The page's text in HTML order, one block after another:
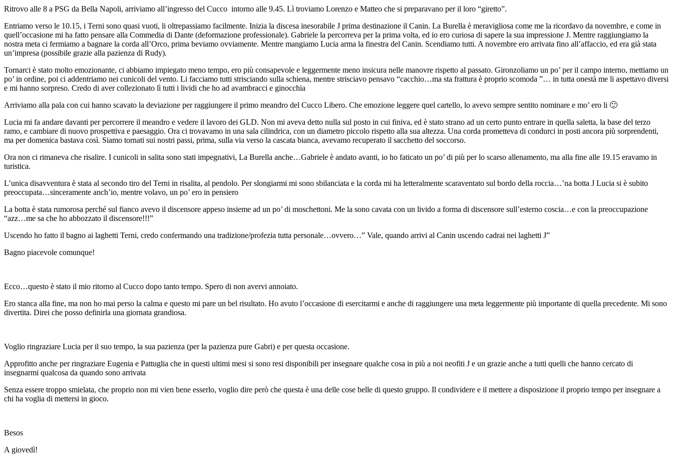
Ritrovo alle 8 a PSG da Bella Napoli, arriviamo all’ingresso del Cucco intorno alle 9.45. Lì troviamo Lorenzo e Matteo che si preparavano per il loro “giretto”.
Entriamo verso le 10.15, i Terni sono quasi vuoti, li oltrepassiamo facilmente. Inizia la discesa inesorabile J prima destinazione il Canin. La Burella è meravigliosa come me la ricordavo da novembre, e come in
quell’occasione mi ha fatto pensare alla Commedia di Dante (deformazione professionale). Gabriele la percorreva per la prima volta, ed io ero curiosa di sapere la sua impressione J. Mentre raggiungiamo la
nostra meta ci fermiamo a bagnare la corda all’Orco, prima beviamo ovviamente. Mentre mangiamo Lucia arma la finestra del Canin. Scendiamo tutti. A novembre ero arrivata fino all’affaccio, ed era già stata
un’impresa (possibile grazie alla pazienza di Rudy).
Tornarci è stato molto emozionante, ci abbiamo impiegato meno tempo, ero più consapevole e leggermente meno insicura nelle manovre rispetto al passato. Gironzoliamo un po’ per il campo interno, mettiamo un
po’ in ordine, poi ci addentriamo nei cunicoli del vento. Li facciamo tutti strisciando sulla schiena, mentre strisciavo pensavo “cacchio…ma sta frattura è proprio scomoda ”… in tutta onestà me li aspettavo diversi
e mi hanno sorpreso. Credo di aver collezionato lì tutti i lividi che ho ad avambracci e ginocchia
Arriviamo alla pala con cui hanno scavato la deviazione per raggiungere il primo meandro del Cucco Libero. Che emozione leggere quel cartello, lo avevo sempre sentito nominare e mo’ ero li 🙂
Lucia mi fa andare davanti per percorrere il meandro e vedere il lavoro dei GLD. Non mi aveva detto nulla sul posto in cui finiva, ed è stato strano ad un certo punto entrare in quella saletta, la base del terzo
ramo, e cambiare di nuovo prospettiva e paesaggio. Ora ci trovavamo in una sala cilindrica, con un diametro piccolo rispetto alla sua altezza. Una corda prometteva di condurci in posti ancora più sorprendenti,
ma per domenica bastava così. Siamo tornati sui nostri passi, prima, sulla via verso la cascata bianca, avevamo recuperato il sacchetto del soccorso.
Ora non ci rimaneva che risalire. I cunicoli in salita sono stati impegnativi, La Burella anche…Gabriele è andato avanti, io ho faticato un po’ di più per lo scarso allenamento, ma alla fine alle 19.15 eravamo in
turistica.
L’unica disavventura è stata al secondo tiro del Terni in risalita, al pendolo. Per slongiarmi mi sono sbilanciata e la corda mi ha letteralmente scaraventato sul bordo della roccia…’na botta J Lucia si è subito
preoccupata…sinceramente anch’io, mentre volavo, un po’ ero in pensiero
La botta è stata rumorosa perché sul fianco avevo il discensore appeso insieme ad un po’ di moschettoni. Me la sono cavata con un livido a forma di discensore sull’esterno coscia…e con la preoccupazione
“azz…me sa che ho abbozzato il discensore!!!”
Uscendo ho fatto il bagno ai laghetti Terni, credo confermando una tradizione/profezia tutta personale…ovvero…” Vale, quando arrivi al Canin uscendo cadrai nei laghetti J”
Bagno piacevole comunque!
Ecco…questo è stato il mio ritorno al Cucco dopo tanto tempo. Spero di non avervi annoiato.
Ero stanca alla fine, ma non ho mai perso la calma e questo mi pare un bel risultato. Ho avuto l’occasione di esercitarmi e anche di raggiungere una meta leggermente più importante di quella precedente. Mi sono
divertita. Direi che posso definirla una giornata grandiosa.
Voglio ringraziare Lucia per il suo tempo, la sua pazienza (per la pazienza pure Gabri) e per questa occasione.
Approfitto anche per ringraziare Eugenia e Pattuglia che in questi ultimi mesi si sono resi disponibili per insegnare qualche cosa in più a noi neofiti J e un grazie anche a tutti quelli che hanno cercato di
insegnarmi qualcosa da quando sono arrivata
Senza essere troppo smielata, che proprio non mi vien bene esserlo, voglio dire però che questa è una delle cose belle di questo gruppo. Il condividere e il mettere a disposizione il proprio tempo per insegnare a
chi ha voglia di mettersi in gioco.
Besos
A giovedì!